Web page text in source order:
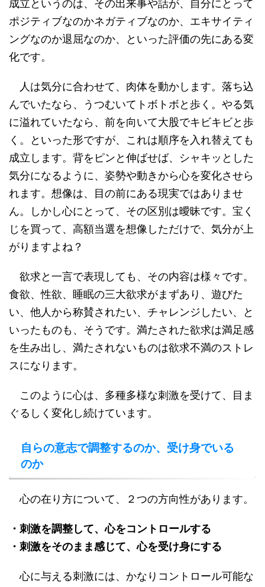
成立というのは、その出来事や話が、自分にとって
ポジティブなのかネガティブなのか、エキサイティ
ングなのか退屈なのか、といった評価の先にある変
化です。
人は気分に合わせて、肉体を動かします。落ち込
んでいたなら、うつむいてトボトボと歩く。やる気
に溢れていたなら、前を向いて大股でキビキビと歩
く。といった形ですが、これは順序を入れ替えても
成立します。背をピンと伸ばせば、シャキッとした
気分になるように、姿勢や動きから心を変化させら
れます。想像は、目の前にある現実ではありませ
ん。しかし心にとって、その区別は曖昧です。宝く
じを買って、高額当選を想像しただけで、気分が上
がりますよね？
欲求と一言で表現しても、その内容は様々です。
食欲、性欲、睡眠の三大欲求がまずあり、遊びた
い、他人から称賛されたい、チャレンジしたい、と
いったものも、そうです。満たされた欲求は満足感
を生み出し、満たされないものは欲求不満のストレ
スになります。
このように心は、多種多様な刺激を受けて、目ま
ぐるしく変化し続けています。
自らの意志で調整するのか、受け身でいる
のか
心の在り方について、２つの方向性があります。
・刺激を調整して、心をコントロールする
・刺激をそのまま感じて、心を受け身にする
心に与える刺激には、かなりコントロール可能な